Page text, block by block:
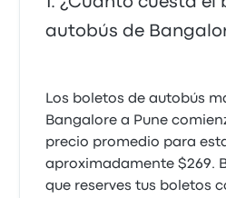
autobús de
Los boletos de autobús
Bangalore a Pune
precio promedio para
aproximadamente $269.
que reserves tus boletos